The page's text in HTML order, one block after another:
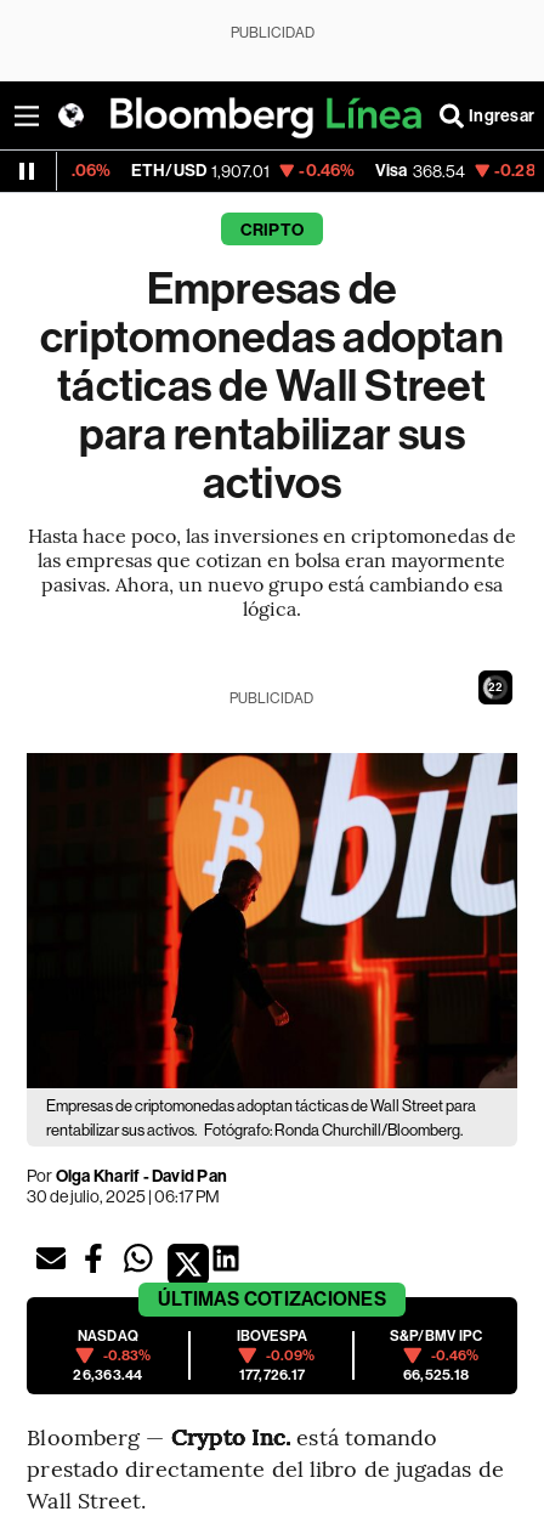
PUBLICIDAD
Ingresar
ETH/USD 1,907.01 -0.46% Visa 368.54 -0.28%
CRIPTO
Empresas de
criptomonedas adoptan
tácticas de Wall Street
para rentabilizar sus
activos
Hasta hace poco, las inversiones en criptomonedas de
las empresas que cotizan en bolsa eran mayormente
pasivas. Ahora, un nuevo grupo está cambiando esa
lógica.
21
PUBLICIDAD
Empresas de criptomonedas adoptan tácticas de Wall Street para
rentabilizar sus activos. Fotógrafo: Ronda Churchill/Bloomberg.
PorOlga Kharif - David Pan
30 de julio, 2025 | 06:17 PM
ÚLTIMAS COTIZACIONES
NASDAQ
-0.83%
26,363.44
IBOVESPA
-0.09%
177,726.17
S&P/BMV IPC
-0.46%
66,525.18
Bloomberg — Crypto Inc. está tomando
prestado directamente del libro de jugadas de
Wall Street.